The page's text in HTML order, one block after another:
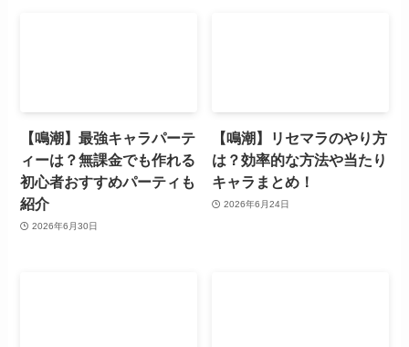
【鳴潮】最強キャラパーテ
ィーは？無課金でも作れる
初心者おすすめパーティも
紹介
2026年6月30日
【鳴潮】リセマラのやり方
は？効率的な方法や当たり
キャラまとめ！
2026年6月24日